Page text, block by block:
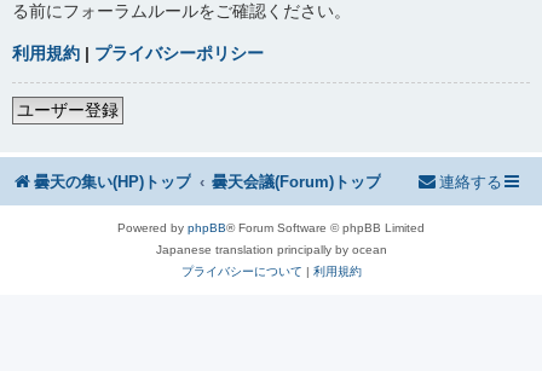
る前にフォーラムルールをご確認ください。
利用規約 | プライバシーポリシー
ユーザー登録
曇天の集い(HP)トップ 曇天会議(Forum)トップ 連絡する
Powered by phpBB® Forum Software © phpBB Limited
Japanese translation principally by ocean
プライバシーについて | 利用規約